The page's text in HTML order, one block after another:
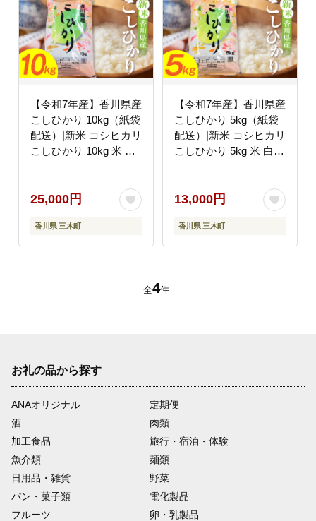
【令和7年産】香川県産
こしひかり 10kg（紙袋
配送）|新米 コシヒカリ
こしひかり 10kg 米 白
おむすび お米 国産 美
味しい ツヤ モチモチ
精米 おすすめ 香川県
三木町 |_mk132-110-02
25,000円
香川県 三木町
【令和7年産】香川県産
こしひかり 5kg（紙袋
配送）|新米 コシヒカリ
こしひかり 5kg 米 白米
むすび お米 国産 美味
しい ツヤ モチモチ 精
米 おすすめ 香川県 三
木町 |_mk132-110-01
13,000円
香川県 三木町
全4件
お礼の品から探す
ANAオリジナル
定期便
酒
肉類
加工食品
旅行・宿泊・体験
魚介類
麺類
日用品・雑貨
野菜
パン・菓子類
電化製品
フルーツ
卵・乳製品